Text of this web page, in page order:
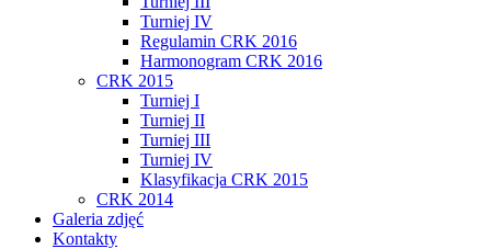
Turniej IV
Regulamin CRK 2016
Harmonogram CRK 2016
CRK 2015
Turniej I
Turniej II
Turniej III
Turniej IV
Klasyfikacja CRK 2015
CRK 2014
Galeria zdjęć
Kontakty